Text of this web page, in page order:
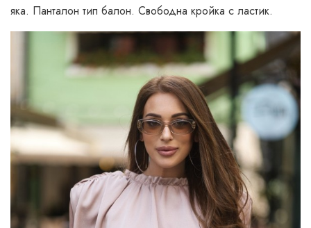
яка. Панталон тип балон. Свободна кройка с ластик.